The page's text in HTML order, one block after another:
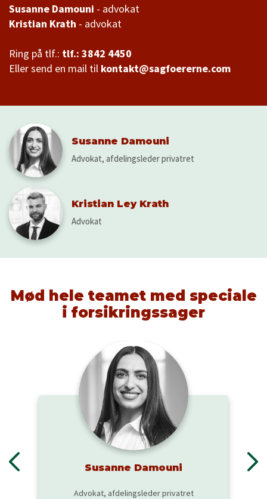
Susanne Damouni
Kristian Krath - advokat
Ring på tlf.: tlf.: 3842 4450
Eller send en mail til kontakt@sagfoererne.com
Susanne Damouni
Advokat, afdelingsleder privatret
Kristian Ley Krath
Advokat
Mød hele teamet med speciale
i forsikringssager
Susanne Damouni
Advokat, afdelingsleder privatret